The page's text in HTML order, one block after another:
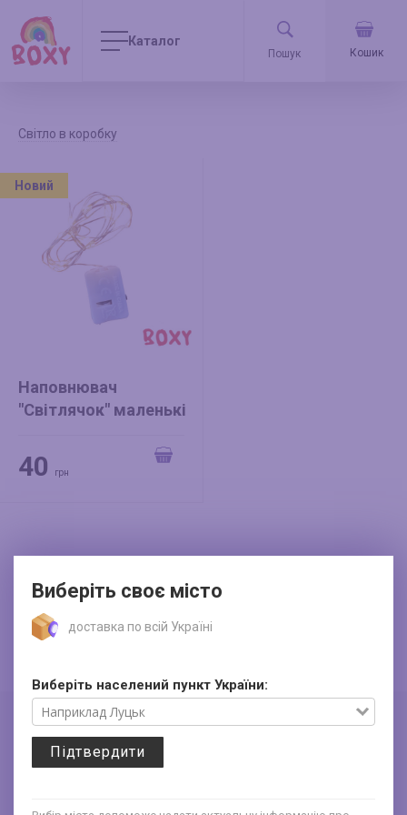
Виберіть своє місто
доставка по всій Україні
Виберіть населений пункт України:
Підтвердити
Каталог
Кошик
Світло в коробку
Новий
Наповнювач
"Світлячок" маленькі
40 грн
Знижки до 30%
Подарункові короби з
Про компанію та контакти